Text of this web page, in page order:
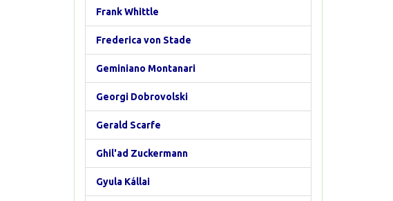
Frank Whittle
Frederica von Stade
Geminiano Montanari
Georgi Dobrovolski
Gerald Scarfe
Ghil'ad Zuckermann
Gyula Kállai